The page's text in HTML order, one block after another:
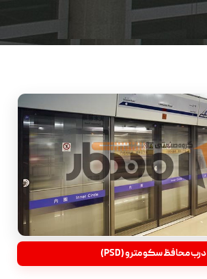
درب محافظ سکو مترو (PSD)